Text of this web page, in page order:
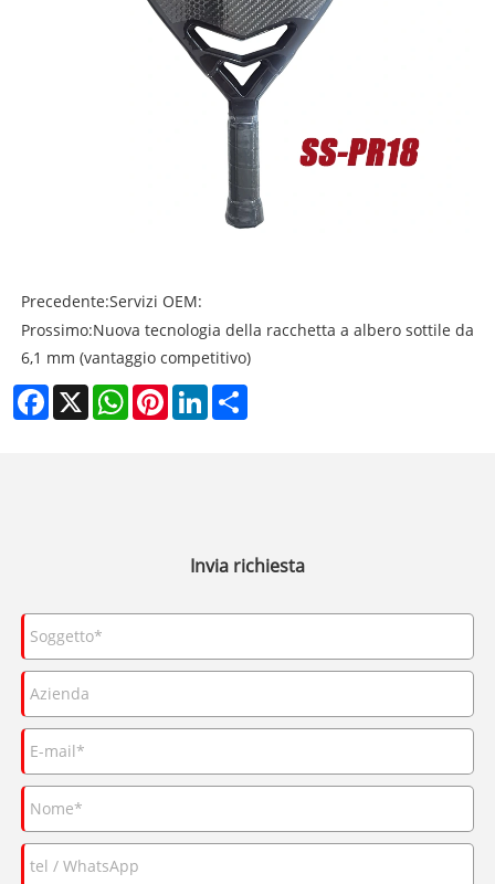
Precedente:Servizi OEM:
Prossimo:Nuova tecnologia della racchetta a albero sottile da
6,1 mm (vantaggio competitivo)
Facebook
X WhatsAppPinterestLinkedIn
Invia richiesta